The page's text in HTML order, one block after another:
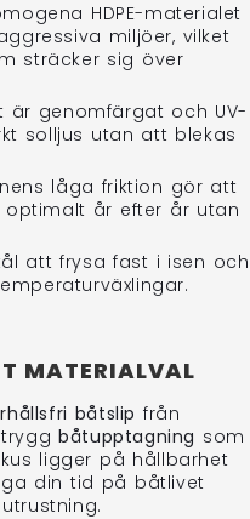
HDPE-materialet
miljöer, vilket
sträcker sig över
är genomfärgat och UV-
solljus utan att blekas
låga friktion gör att
år efter år utan
att frysa fast i isen och
MATERIALVAL
båtslip från
tryggbåtupptagning som
ligger på hållbarhet
din tid på båtlivet